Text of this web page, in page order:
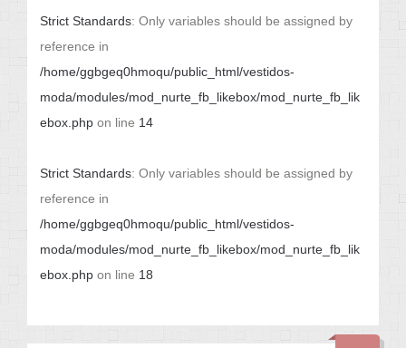
Strict Standards: Only variables should be assigned by
reference in
/home/ggbgeq0hmoqu/public_html/vestidos-
moda/modules/mod_nurte_fb_likebox/mod_nurte_fb_lik
ebox.php on line 14
Strict Standards: Only variables should be assigned by
reference in
/home/ggbgeq0hmoqu/public_html/vestidos-
moda/modules/mod_nurte_fb_likebox/mod_nurte_fb_lik
ebox.php on line 18